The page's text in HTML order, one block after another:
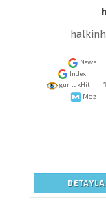
News
Index
gunlukHit
Moz